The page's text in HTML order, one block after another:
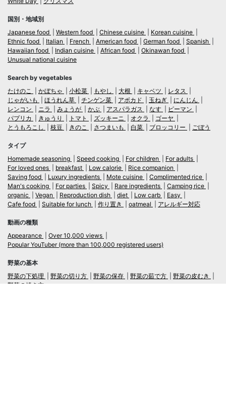
国別・地域別
Japanese food
Western food Chinese cuisine
Korean cuisine
Ethnic food
Italian French American food German food
Spanish
Hawaiian food
Indian cuisine African food
Okinawan food
Unusual national cuisine
Search by vegetables
たけのこ
かぼちゃ 小松菜 もやし 大根 キャベツ
レタス
じゃがいも
ほうれん草 チンゲン菜 アボカド 玉ねぎ
にんじん
レンコン
ニラ みょうが かぶ アスパラガス なす
ピーマン
パプリカ
きゅうり トマト ズッキーニ オクラ
ゴーヤ
とうもろこし
枝豆 きのこ さつまいも 白菜 ブロッコリー ごぼう
タイプ
Homemade seasoning
Speed cooking For children
For adults
For loved ones
breakfast Low calorie
Rice companion
Saving food
Luxury ingredients Mote cuisine
Complimented rice
Man's cooking
For parties Spicy Rare ingredients
Camping rice
organic
Vegan Reproduction dish diet Low carb
Easy
Cafe food
Suitable for lunch 作り置き oatmeal アレルギー対応
動画の種類
Appearance
Over 10,000 views
Popular YouTuber (more than 100,000 registered users)
野菜の基本
野菜の下処理
野菜の切り方 野菜の保存 野菜の茹で方
野菜の皮むき
野菜の焼き方